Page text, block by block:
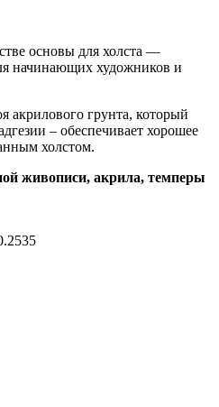
основы для холста —
начинающих художников и
акрилового грунта, который
– обеспечивает хорошее
холстом.
живописи, акрила, темперы